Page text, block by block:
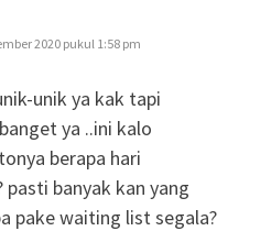
2020 pukul 1:58 pm
unik ya kak tapi
ya ..ini kalo
berapa hari
pasti banyak kan yang
pake waiting list segala?